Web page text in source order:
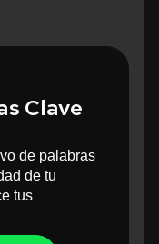
Clave
de palabras
de tu
tus